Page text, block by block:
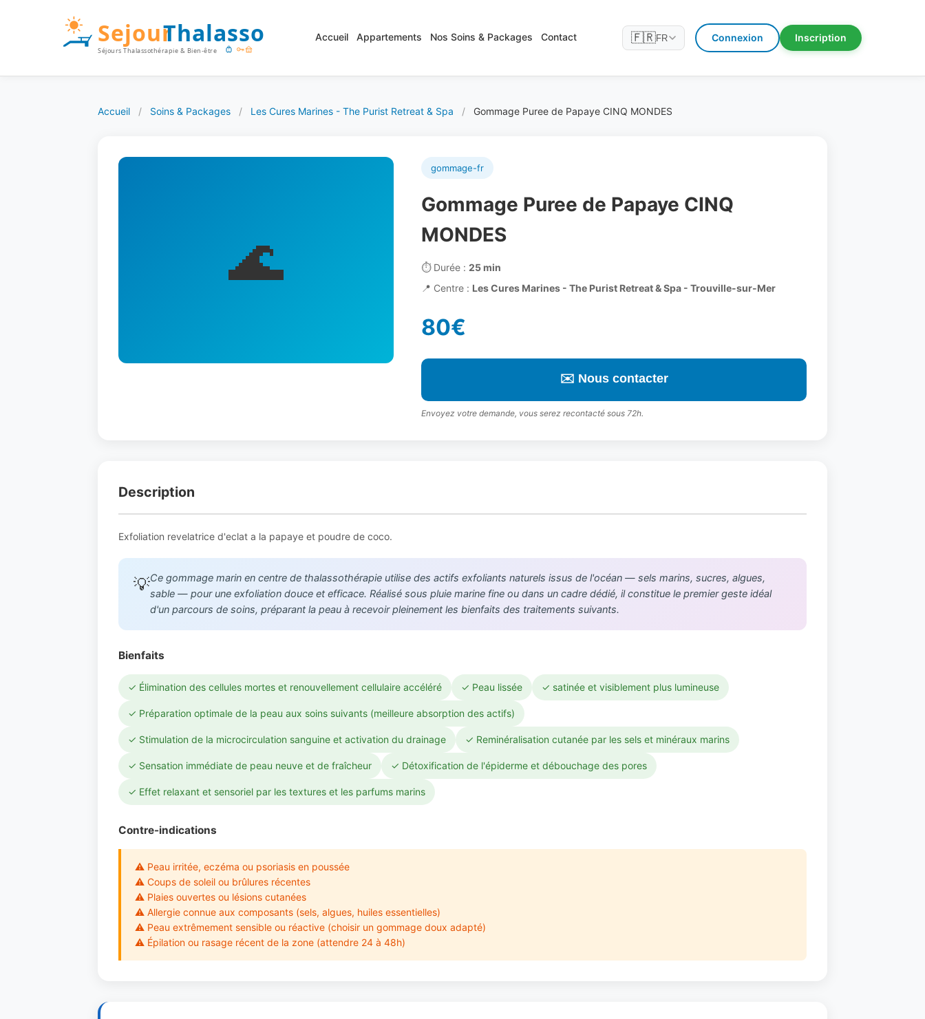
Accueil Appartements Nos Soins & Packages Contact 🇫🇷FR Connexion Inscription
Accueil / Soins & Packages / Les Cures Marines - The Purist Retreat & Spa / Gommage Puree de Papaye CINQ MONDES
🌊
gommage-fr
Gommage Puree de Papaye CINQ
MONDES
⏱️Durée : 25 min
📍 Centre : Les Cures Marines - The Purist Retreat & Spa - Trouville-sur-Mer
80€
✉️ Nous contacter
Envoyez votre demande, vous serez recontacté sous 72h.
Description
Exfoliation revelatrice d'eclat a la papaye et poudre de coco.
💡Ce gommage marin en centre de thalassothérapie utilise des actifs exfoliants naturels issus de l'océan — sels marins, sucres, algues,
sable — pour une exfoliation douce et efficace. Réalisé sous pluie marine fine ou dans un cadre dédié, il constitue le premier geste idéal
d'un parcours de soins, préparant la peau à recevoir pleinement les bienfaits des traitements suivants.
Bienfaits
✓ Élimination des cellules mortes et renouvellement cellulaire accéléré ✓ Peau lissée ✓ satinée et visiblement plus lumineuse
✓ Préparation optimale de la peau aux soins suivants (meilleure absorption des actifs)
✓ Stimulation de la microcirculation sanguine et activation du drainage ✓ Reminéralisation cutanée par les sels et minéraux marins
✓ Sensation immédiate de peau neuve et de fraîcheur ✓ Détoxification de l'épiderme et débouchage des pores
✓ Effet relaxant et sensoriel par les textures et les parfums marins
Contre-indications
⚠ Peau irritée, eczéma ou psoriasis en poussée
⚠ Coups de soleil ou brûlures récentes
⚠ Plaies ouvertes ou lésions cutanées
⚠ Allergie connue aux composants (sels, algues, huiles essentielles)
⚠ Peau extrêmement sensible ou réactive (choisir un gommage doux adapté)
⚠ Épilation ou rasage récent de la zone (attendre 24 à 48h)